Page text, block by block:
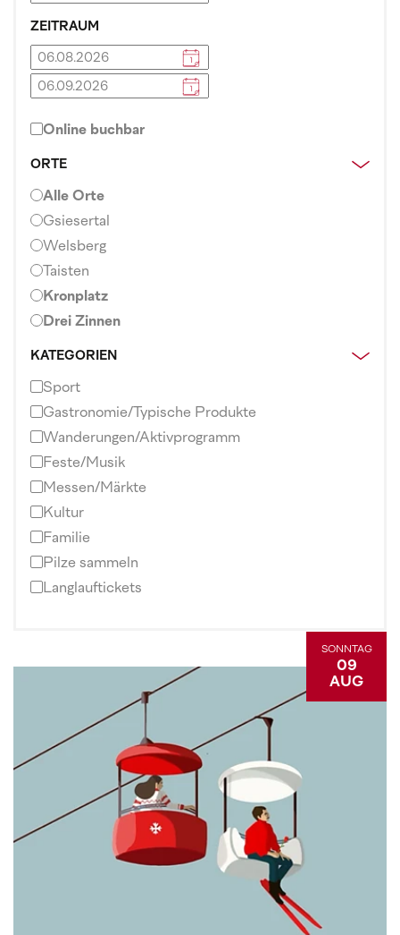
ZEITRAUM
Online buchbar
ORTE
Alle Orte
Gsiesertal
Welsberg
Taisten
Kronplatz
Drei Zinnen
KATEGORIEN
Sport
Gastronomie/Typische Produkte
Wanderungen/Aktivprogramm
Feste/Musik
Messen/Märkte
Kultur
Familie
Pilze sammeln
Langlauftickets
SONNTAG
09
AUG